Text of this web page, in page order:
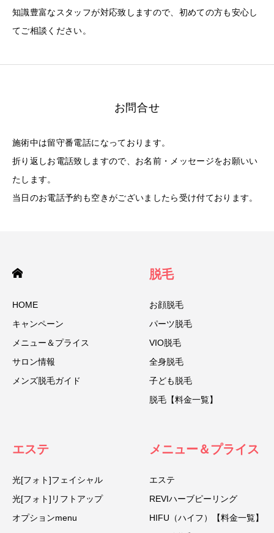
知識豊富なスタッフが対応致しますので、初めての方も安心し
てご相談ください。
お問合せ
施術中は留守番電話になっております。
折り返しお電話致しますので、お名前・メッセージをお願いい
たします。
当日のお電話予約も空きがございましたら受け付ております。
HOME
キャンペーン
メニュー＆プライス
サロン情報
メンズ脱毛ガイド
脱毛
お顔脱毛
パーツ脱毛
VIO脱毛
全身脱毛
子ども脱毛
脱毛【料金一覧】
エステ
光[フォト]フェイシャル
光[フォト]リフトアップ
オプションmenu
メニュー＆プライス
エステ
REVIハーブピーリング
HIFU（ハイフ）【料金一覧】